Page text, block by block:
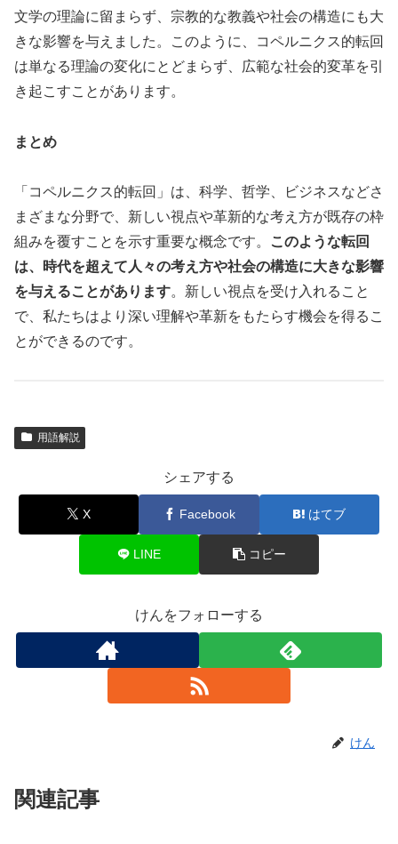
文学の理論に留まらず、宗教的な教義や社会の構造にも大
きな影響を与えました。このように、コペルニクス的転回
は単なる理論の変化にとどまらず、広範な社会的変革を引
き起こすことがあります。
まとめ
「コペルニクス的転回」は、科学、哲学、ビジネスなどさ
まざまな分野で、新しい視点や革新的な考え方が既存の枠
組みを覆すことを示す重要な概念です。
このような転回
は、時代を超えて人々の考え方や社会の構造に大きな影響
を与えることがあります。新しい視点を受け入れること
で、私たちはより深い理解や革新をもたらす機会を得るこ
とができるのです。
用語解説
シェアする
X Facebook はてブ
LINE コピー
けんをフォローする
けん
関連記事